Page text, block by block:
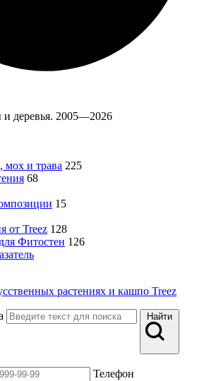
деревья. 2005—2026
мох и трава 225
68
15
от Treez 128
Фитостен 126
растениях и кашпо Treez
Найти
Телефон